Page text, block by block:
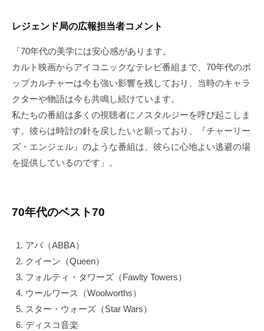
レジェンド局の広報担当者コメント
「70年代の美学には安心感があります。
カルト映画からアイコニックなテレビ番組まで、70年代のポ
ップカルチャーは今も強い影響を残しており、当時のキャラ
クターや物語は今も共鳴し続けています。
私たちの番組は多くの視聴者にノスタルジーを呼び起こしま
す。彼らは時計の針を戻したいと願っており、『チャーリー
ズ・エンジェル』のような番組は、彼らに心地よい逃避の場
を提供しているのです」。
70年代のベスト70
アバ（ABBA）
クイーン（Queen）
フォルティ・タワーズ（Fawlty Towers）
ウールワース（Woolworths）
スター・ウォーズ（Star Wars）
ディスコ音楽